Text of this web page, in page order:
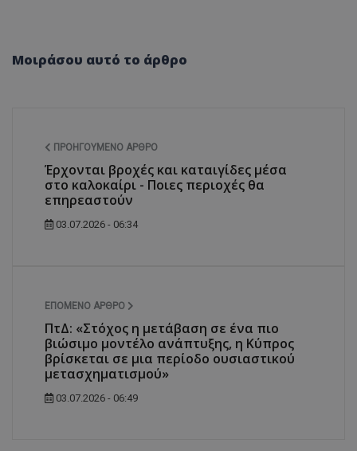
Μοιράσου αυτό το άρθρο
ΠΡΟΗΓΟΎΜΕΝΟ ΆΡΘΡΟ
Έρχονται βροχές και καταιγίδες μέσα
στο καλοκαίρι - Ποιες περιοχές θα
επηρεαστούν
03.07.2026 - 06:34
ΕΠΌΜΕΝΟ ΆΡΘΡΟ
ΠτΔ: «Στόχος η μετάβαση σε ένα πιο
βιώσιμο μοντέλο ανάπτυξης, η Κύπρος
βρίσκεται σε μια περίοδο ουσιαστικού
μετασχηματισμού»
03.07.2026 - 06:49